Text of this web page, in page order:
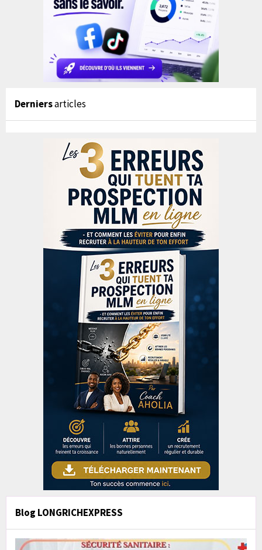
Derniersarticles
Blog LONGRICHEXPRESS